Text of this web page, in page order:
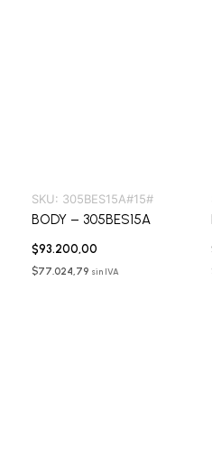
SKU: 305BES15A#15#
BODY – 305BES15A
$93.200,00
$77.024,79 sin IVA